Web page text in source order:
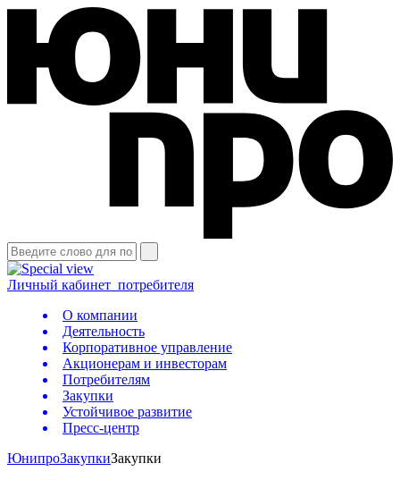
Личный кабинет потребителя
О компании
Деятельность
Корпоративное управление
Акционерам и инвесторам
Потребителям
Закупки
Устойчивое развитие
Пресс-центр
ЮнипроЗакупкиЗакупки